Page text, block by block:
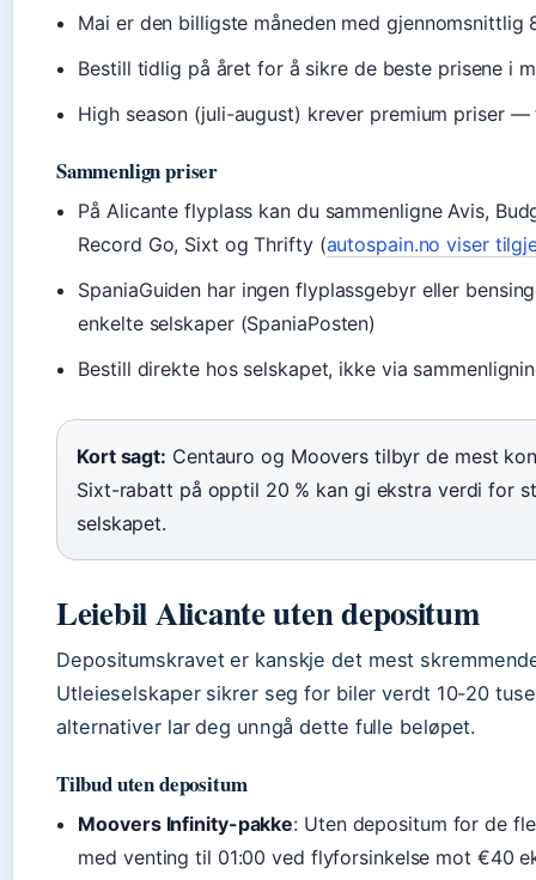
Mai er den billigste måneden med gjennomsnittlig
Bestill tidlig på året for å sikre de beste prisene i
High season (juli-august) krever premium priser
Sammenlign priser
På Alicante flyplass kan du sammenligne Avis,
Record Go, Sixt og Thrifty (autospain.no viser
SpaniaGuiden har ingen flyplassgebyr eller
enkelte selskaper (SpaniaPosten)
Bestill direkte hos selskapet, ikke via
Kort sagt: Centauro og Moovers tilbyr de mest
Sixt-rabatt på opptil 20 % kan gi ekstra verdi for
selskapet.
Leiebil Alicante uten depositum
Depositumskravet er kanskje det mest
Utleieselskaper sikrer seg for biler verdt 10-20
alternativer lar deg unngå dette fulle beløpet.
Tilbud uten depositum
Moovers Infinity-pakke: Uten depositum for de
med venting til 01:00 ved flyforsinkelse mot €40